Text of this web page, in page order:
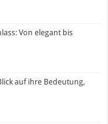
Von elegant bis
auf ihre Bedeutung,